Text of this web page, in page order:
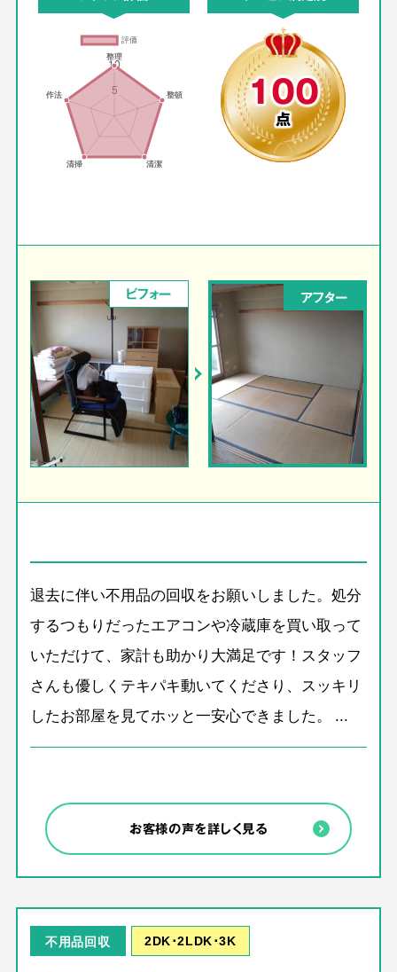
100
点
ビフォー アフター
退去に伴い不用品の回収をお願いしました。処分
するつもりだったエアコンや冷蔵庫を買い取って
いただけて、家計も助かり大満足です！スタッフ
さんも優しくテキパキ動いてくださり、スッキリ
したお部屋を見てホッと一安心できました。 ...
お客様の声を詳しく見る
不用品回収 2DK･2LDK･3K